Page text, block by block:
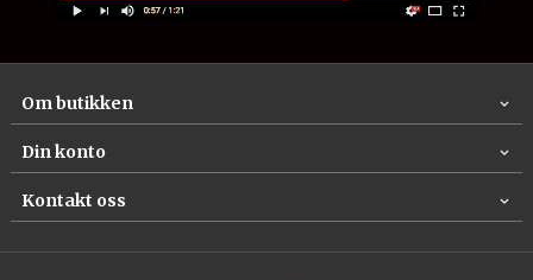
Om butikken
Din konto
Kontakt oss